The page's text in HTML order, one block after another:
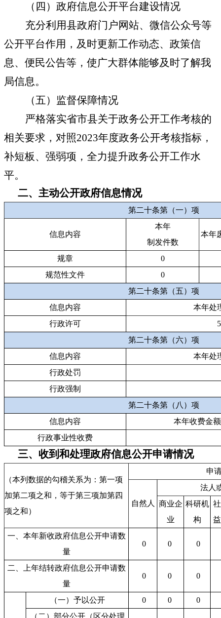
（四）政府信息公开平台建设情况
充分利用县政府门户网站、 微信公众号等
公开平台作用， 及时更新工作动态、 政策信
息、便民公告等 ， 使广大群体能够及时了解我
局信息。
（五）监督保障情况
严格落实省市县关于政务公开工作考核的
相关要求，对照2023年度政务公开考核指标，
补短板、强弱项，全力提升政务公开工作水
平。
二、主动公开政府信息情况
第二十条第（一）项
信息内容
本年
制发件数
本年
规章
0
规范性文件
0
第二十条第（五）项
信息内容
本年处
行政许可
第二十条第（六）项
信息内容
本年处
行政处罚
行政强制
第二十条第（八）项
信息内容
本年收费金
行政事业性收费
三、收到和处理政府信息公开申请情况
（本列数据的勾稽关系为：第一项
加第二项之和，等于第三项加第四
项之和）
申
自然人
法人
商业企
业
科研机
构
一、本年新收政府信息公开申请数
量
0 0 0
二、上年结转政府信息公开申请数
量
0 0 0
（一）予以公开 0 0
0
（二）部分公开（区分处理